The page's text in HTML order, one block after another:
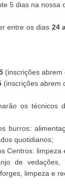
5 dias na nossa
entre os dias 24
(inscrições
(inscrições abrem
os técnicos
burros:
quotidianos;
Centros:
de
limpeza e